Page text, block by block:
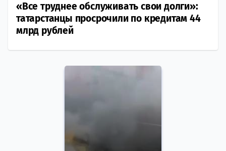
«Все труднее обслуживать свои долги»:
татарстанцы просрочили по кредитам 44
млрд рублей